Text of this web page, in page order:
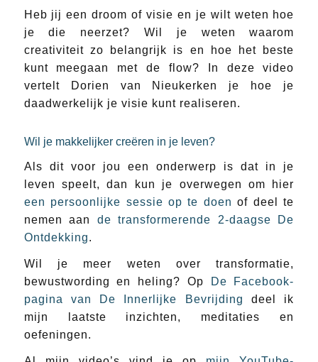
Heb jij een droom of visie en je wilt weten hoe
je die neerzet? Wil je weten waarom
creativiteit zo belangrijk is en hoe het beste
kunt meegaan met de flow? In deze video
vertelt Dorien van Nieukerken je hoe je
daadwerkelijk je visie kunt realiseren.
Wil je makkelijker creëren in je leven?
Als dit voor jou een onderwerp is dat in je
leven speelt, dan kun je overwegen om hier
een persoonlijke sessie op te doen of deel te
nemen aan de transformerende 2-daagse De
Ontdekking.
Wil je meer weten over transformatie,
bewustwording en heling? Op
De Facebook-
pagina van De Innerlijke Bevrijding
deel ik
mijn laatste inzichten, meditaties en
oefeningen.